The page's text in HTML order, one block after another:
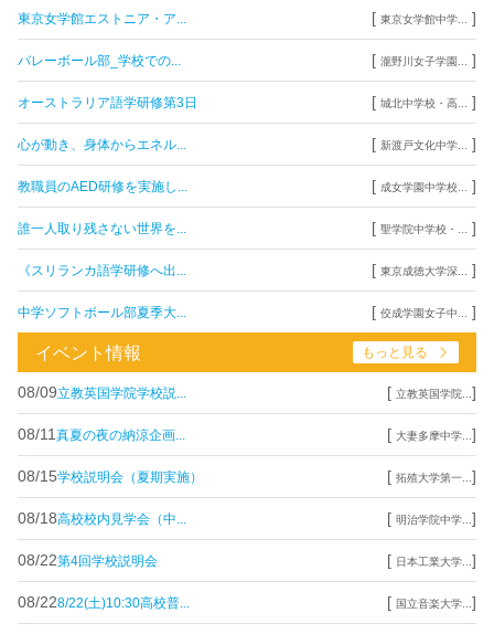
東京女学館エストニア・ア... [ 東京女学館中学... ]
バレーボール部_学校での... [ 瀧野川女子学園... ]
オーストラリア語学研修第3日 [ 城北中学校・高... ]
心が動き、身体からエネル... [ 新渡戸文化中学... ]
教職員のAED研修を実施し... [ 成女学園中学校... ]
誰一人取り残さない世界を... [ 聖学院中学校・... ]
《スリランカ語学研修へ出... [ 東京成徳大学深... ]
中学ソフトボール部夏季大... [ 佼成学園女子中... ]
イベント情報 もっと見る
08/09立教英国学院学校説... [ 立教英国学院... ]
08/11 真夏の夜の納涼企画... [ 大妻多摩中学... ]
08/15学校説明会（夏期実施） [ 拓殖大学第一... ]
08/18高校校内見学会（中... [ 明治学院中学... ]
08/22第4回学校説明会 [ 日本工業大学... ]
08/228/22(土)10:30高校普... [ 国立音楽大学... ]